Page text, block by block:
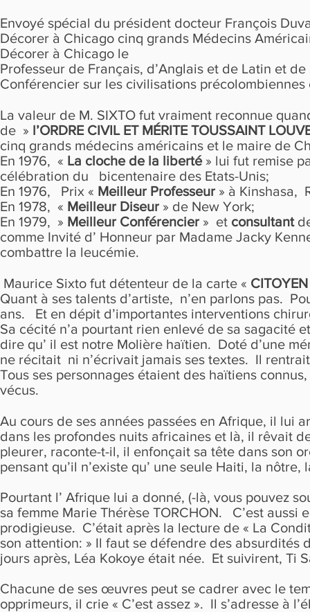
Envoyé spécial du président docteur François
Décorer à Chicago cinq grands Médecins
Décorer à Chicago le
Professeur de Français, d’Anglais et de Latin et
Conférencier sur les civilisations
La valeur de M. SIXTO fut vraiment reconnue
de » l’ORDRE CIVIL ET MÉRITE TOUSSAINT
cinq grands médecins américains et le maire de
En 1976, « La cloche de la liberté » lui fut remise
célébration du bicentenaire des Etats-Unis;
En 1976, Prix « Meilleur Professeur » à Kinshasa,
En 1978, « Meilleur Diseur » de New York;
En 1979, » Meilleur Conférencier » et consultant
comme Invité d’ Honneur par Madame Jacky
combattre la leucémie.
Maurice Sixto fut détenteur de la carte «
Quant à ses talents d’artiste, n’en parlons pas.
ans. Et en dépit d’importantes interventions
Sa cécité n’a pourtant rien enlevé de sa sagacité
dire qu’ il est notre Molière haïtien. Doté d’une
ne récitait ni n’écrivait jamais ses textes. Il
Tous ses personnages étaient des haïtiens
vécus.
Au cours de ses années passées en Afrique, il lui
dans les profondes nuits africaines et là, il rêvait
pleurer, raconte-t-il, il enfonçait sa tête dans son
pensant qu’il n’existe qu’ une seule Haiti, la
Pourtant l’ Afrique lui a donné, (-là, vous pouvez
sa femme Marie Thérèse TORCHON. C’est aussi
prodigieuse. C’était après la lecture de « La
son attention: » Il faut se défendre des absurdités
jours après, Léa Kokoye était née. Et suivirent, Ti
Chacune de ses œuvres peut se cadrer avec le
opprimeurs, il crie « C’est assez ». Il s’adresse à